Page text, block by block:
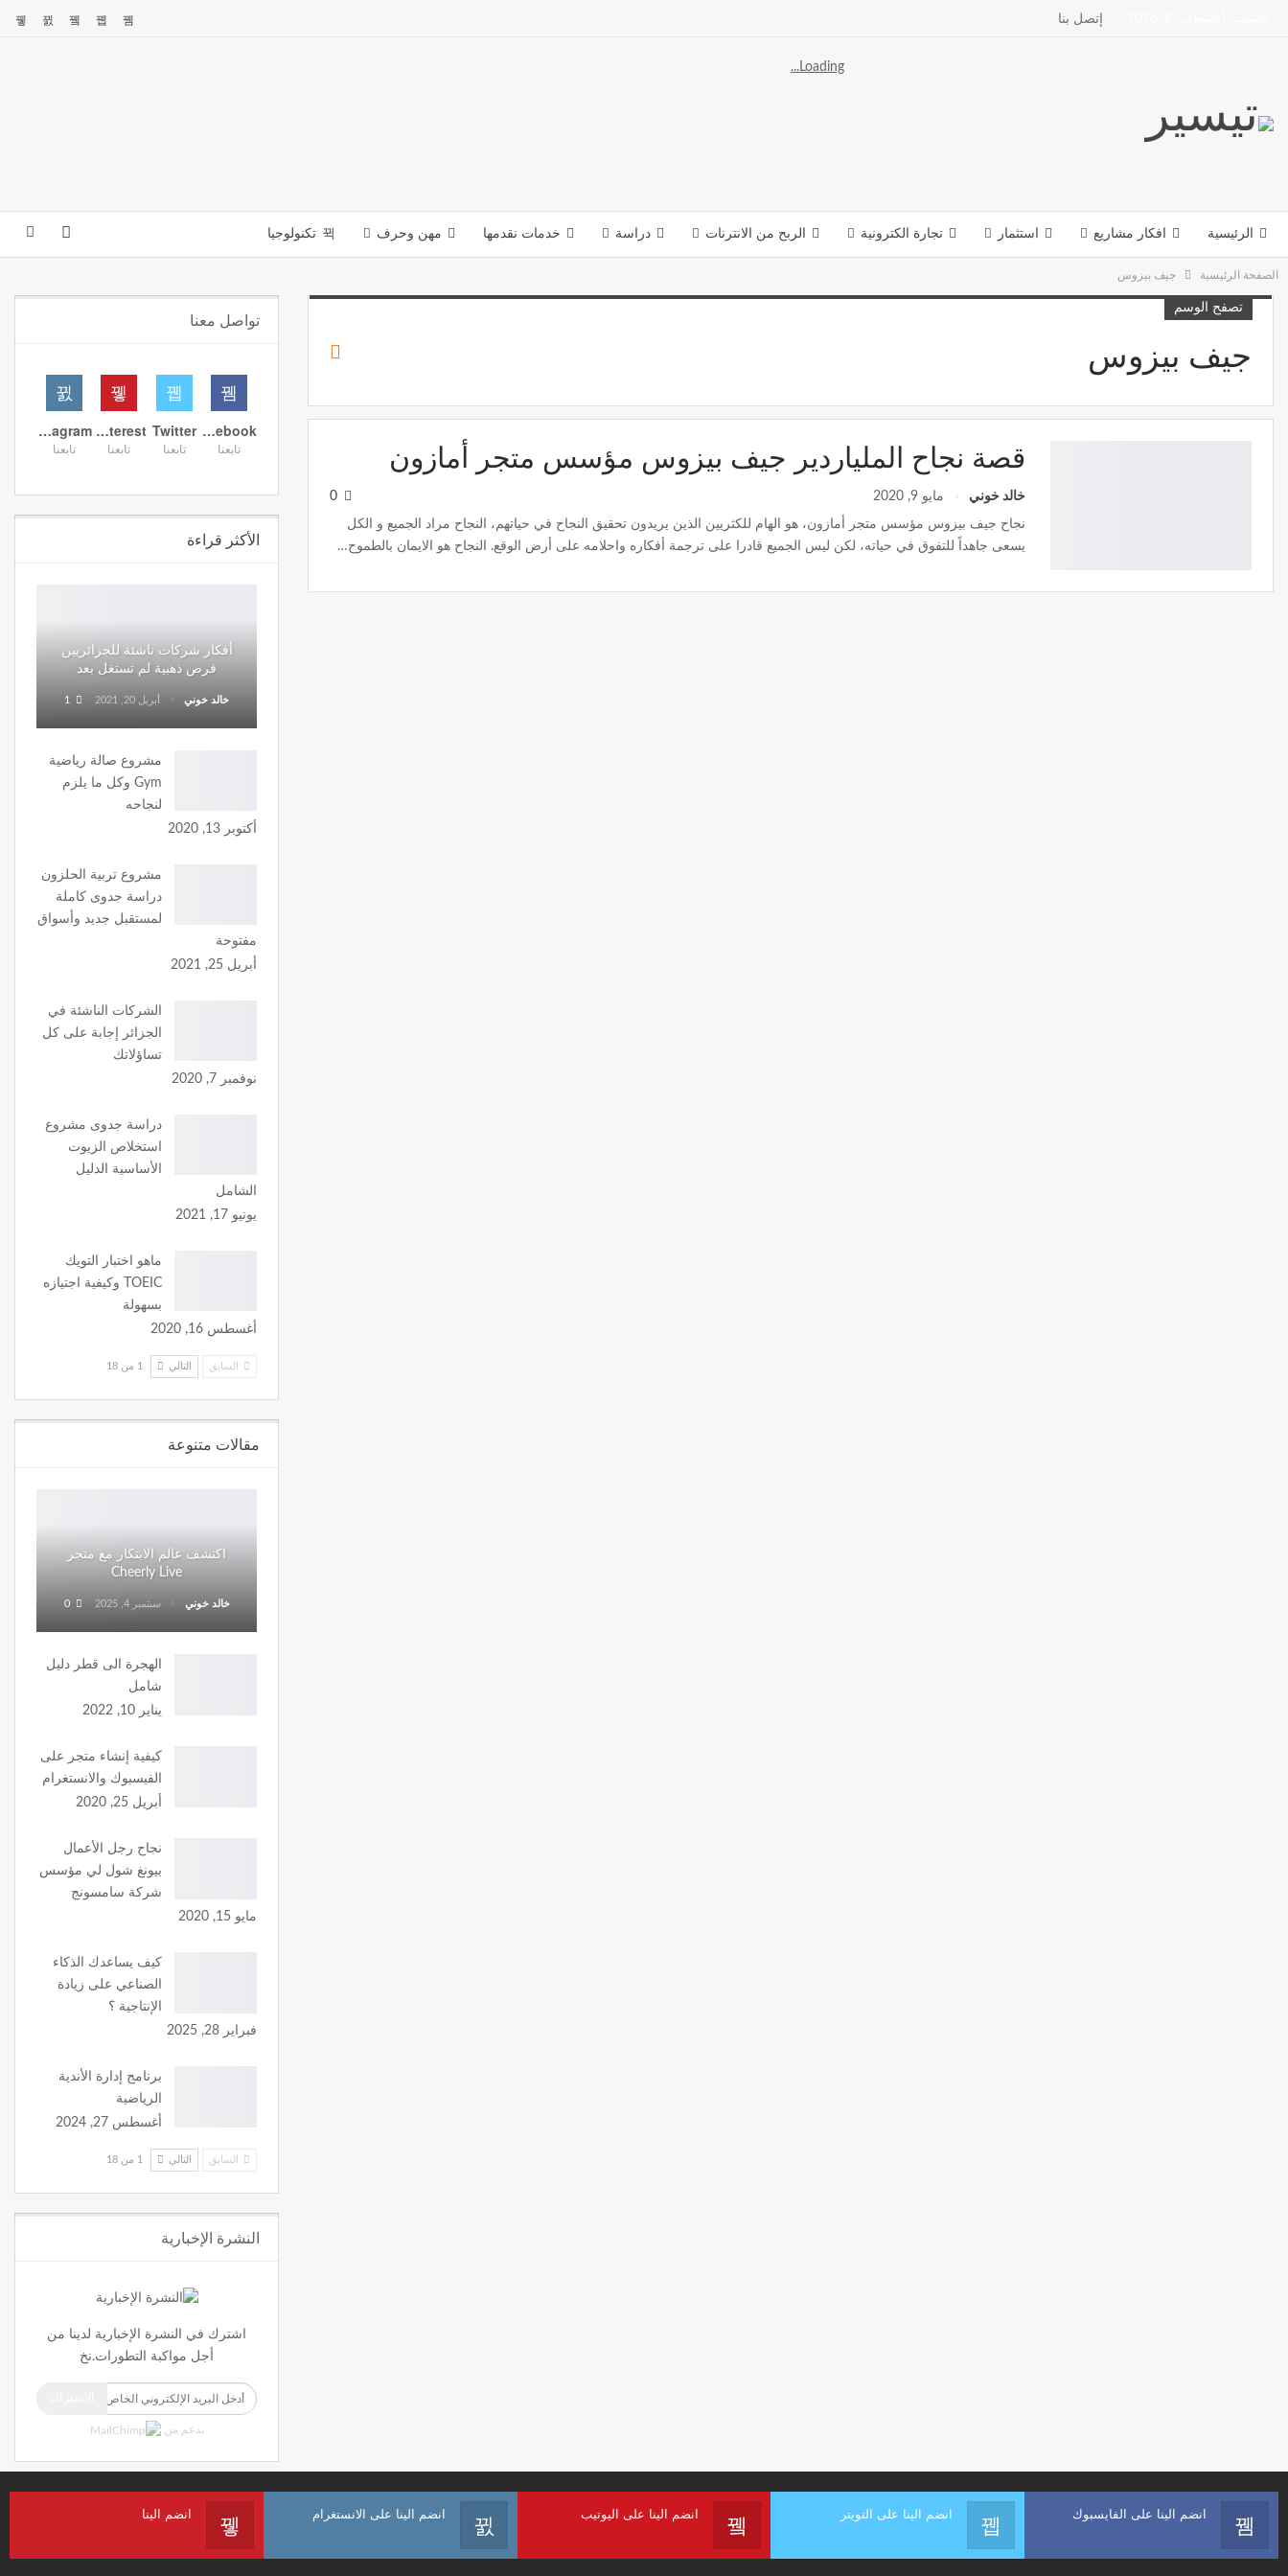
إتصل بنا
Loading...
الرئيسية افكار مشاريع استثمار تجارة الكترونية الربح من الانترنات دراسة خدمات نقدمها مهن وحرف تكنولوجيا
الصفحة الرئيسية جيف بيزوس
تصفح الوسم
جيف بيزوس
قصة نجاح الملياردير جيف بيزوس مؤسس متجر أمازون
خالد خوني مايو 9, 2020
نجاح جيف بيزوس مؤسس متجر أمازون، هو الهام للكثريين الذين يريدون تحقيق النجاح في حياتهم، النجاح مراد الجميع و الكل
يسعى جاهداً للتفوق في حياته، لكن ليس الجميع قادرا على ترجمة أفكاره واحلامه على أرض الوقع. النجاح هو الايمان بالطموح…
تواصل معنا
Facebook
تابعنا
Twitter
تابعنا
Pinterest
تابعنا
Instagram
تابعنا
الأكثر قراءة
أفكار شركات ناشئة للجزائريين
فرص ذهبية لم تستغل بعد
خالد خوني أبريل 20, 2021
مشروع صالة رياضية
Gym وكل ما يلزم
لنجاحه
أكتوبر 13, 2020
مشروع تربية الحلزون
دراسة جدوى كاملة
لمستقبل جديد وأسواق
مفتوحة
أبريل 25, 2021
الشركات الناشئة في
الجزائر إجابة على كل
تساؤلاتك
نوفمبر 7, 2020
دراسة جدوى مشروع
استخلاص الزيوت
الأساسية الدليل
الشامل
يونيو 17, 2021
ماهو اختبار التويك
TOEIC وكيفية اجتيازه
بسهولة
أغسطس 16, 2020
السابق التالي 1 من 18
مقالات متنوعة
اكتشف عالم الابتكار مع متجر
Cheerly Live
خالد خوني سبتمبر 4, 2025 0
الهجرة الى قطر دليل
شامل
يناير 10, 2022
كيفية إنشاء متجر على
الفيسبوك والانستغرام
أبريل 25, 2020
نجاح رجل الأعمال
بيونغ شول لي مؤسس
شركة سامسونج
مايو 15, 2020
كيف يساعدك الذكاء
الصناعي على زيادة
الإنتاجية ؟
فبراير 28, 2025
برنامج إدارة الأندية
الرياضية
أغسطس 27, 2024
السابق التالي 1 من 18
النشرة الإخبارية
اشترك في النشرة الإخبارية لدينا من
أجل مواكبة التطورات.نخ
بدعم من
انضم الينا على الفايسبوك انضم الينا على التويتر انضم الينا على اليوتيب انضم الينا على الانستغرام انضم الينا